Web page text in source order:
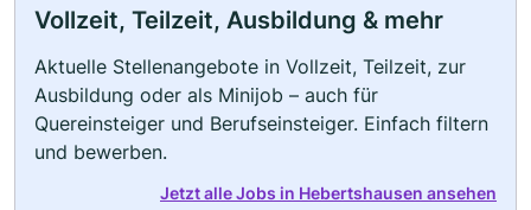
Vollzeit, Teilzeit, Ausbildung & mehr
Aktuelle Stellenangebote in Vollzeit, Teilzeit, zur
Ausbildung oder als Minijob – auch für
Quereinsteiger und Berufseinsteiger. Einfach filtern
und bewerben.
Jetzt alle Jobs in Hebertshausen ansehen